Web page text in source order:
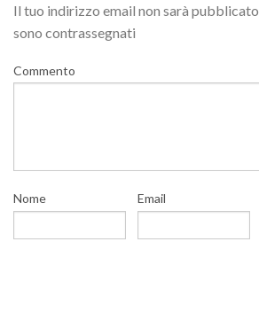
Il tuo indirizzo email non sarà pubblicato.
sono contrassegnati
Commento
Nome Email